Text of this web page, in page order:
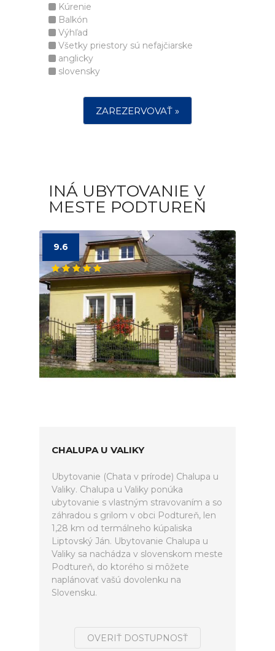
Kúrenie
Balkón
Výhľad
Všetky priestory sú nefajčiarske
anglicky
slovensky
ZAREZERVOVAŤ »
INÁ UBYTOVANIE V
MESTE PODTUREŇ
9.6
CHALUPA U VALIKY
Ubytovanie (Chata v prírode) Chalupa u
Valiky. Chalupa u Valiky ponúka
ubytovanie s vlastným stravovaním a so
záhradou s grilom v obci Podtureň, len
1,28 km od termálneho kúpaliska
Liptovský Ján. Ubytovanie Chalupa u
Valiky sa nachádza v slovenskom meste
Podtureň, do ktorého si môžete
naplánovať vašú dovolenku na
Slovensku.
OVERIŤ DOSTUPNOSŤ